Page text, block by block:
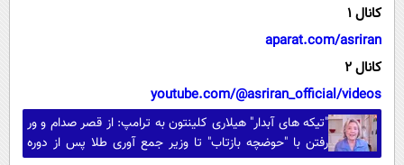
کانال 1
aparat.com/asriran
کانال 2
youtube.com/@asriran_official/videos
"تیکه های آبدار" هیلاری کلینتون به ترامپ: از قصر صدام و ور
رفتن با "حوضچه بازتاب" تا وزیر جمع آوری طلا پس از دوره